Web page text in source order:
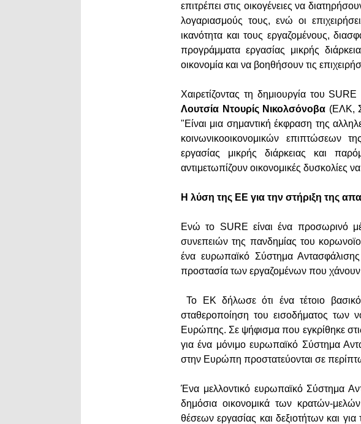
επιτρέπει στις οικογένειες να
λογαριασμούς τους, ενώ οι
ικανότητα και τους εργαζομένους,
προγράμματα εργασίας μικρής
οικονομία και να βοηθήσουν τις
Χαιρετίζοντας τη δημιουργία του
Λουτσία Ντουρίς Νικολσόνοβα (ΕΛΚ,
"Είναι μια σημαντική έκφραση της
κοινωνικοοικονομικών επιπτώσεων
εργασίας μικρής διάρκειας και
αντιμετωπίζουν οικονομικές δυσκολίες
H λύση της ΕΕ για την στήριξη της
Ενώ το SURE είναι ένα προσωρινό
συνεπειών της πανδημίας του
ένα ευρωπαϊκό Σύστημα
προστασία των εργαζομένων που χάνουν
Το ΕΚ δήλωσε ότι ένα τέτοιο
σταθεροποίηση του εισοδήματος των
Ευρώπης. Σε ψήφισμα που εγκρίθηκε
για ένα μόνιμο ευρωπαϊκό Σύστημα
στην Ευρώπη προστατεύονται σε
Ένα μελλοντικό ευρωπαϊκό Σύστημα
δημόσια οικονομικά των κρατών-
θέσεων εργασίας και δεξιοτήτων και